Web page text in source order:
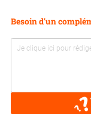
Besoin d'un